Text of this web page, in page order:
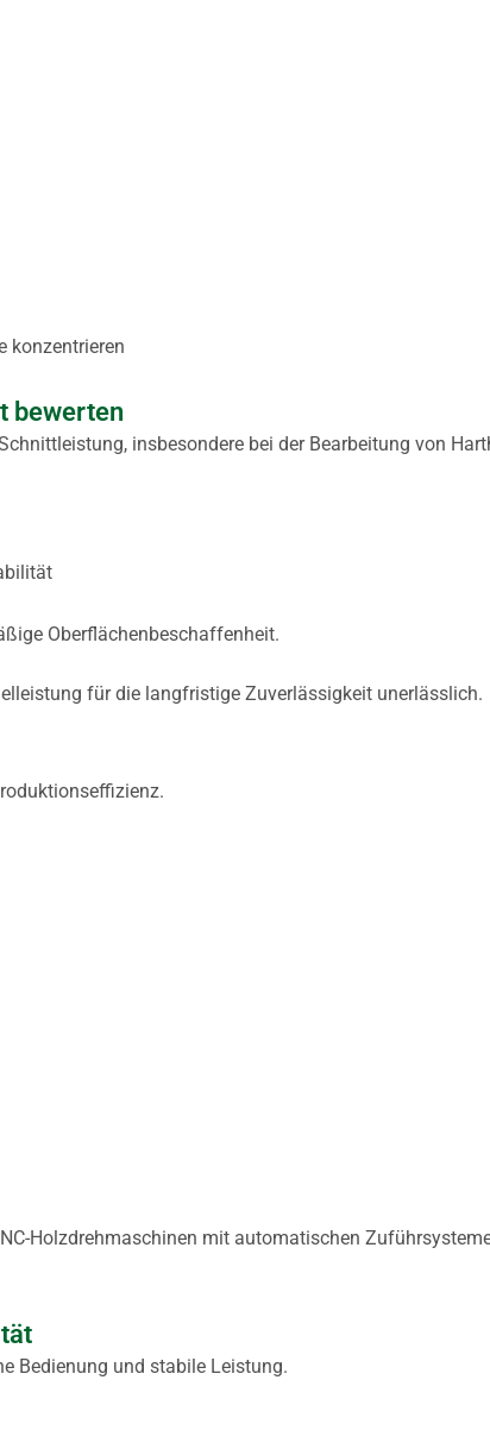
konzentrieren
bewerten
insbesondere bei der Bearbeitung von
Oberflächenbeschaffenheit.
für die langfristige Zuverlässigkeit unerlässlich.
Holzdrehmaschinen mit automatischen
Bedienung und stabile Leistung.